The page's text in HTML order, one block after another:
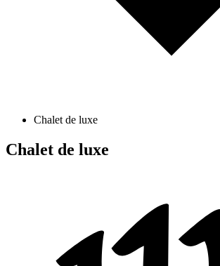
Chalet de luxe
Chalet de luxe